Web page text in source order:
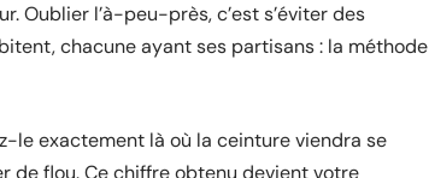
Oublier l’à-peu-près, c’est s’éviter des
chacune ayant ses partisans : la méthode
le exactement là où la ceinture viendra se
de flou. Ce chiffre obtenu devient votre